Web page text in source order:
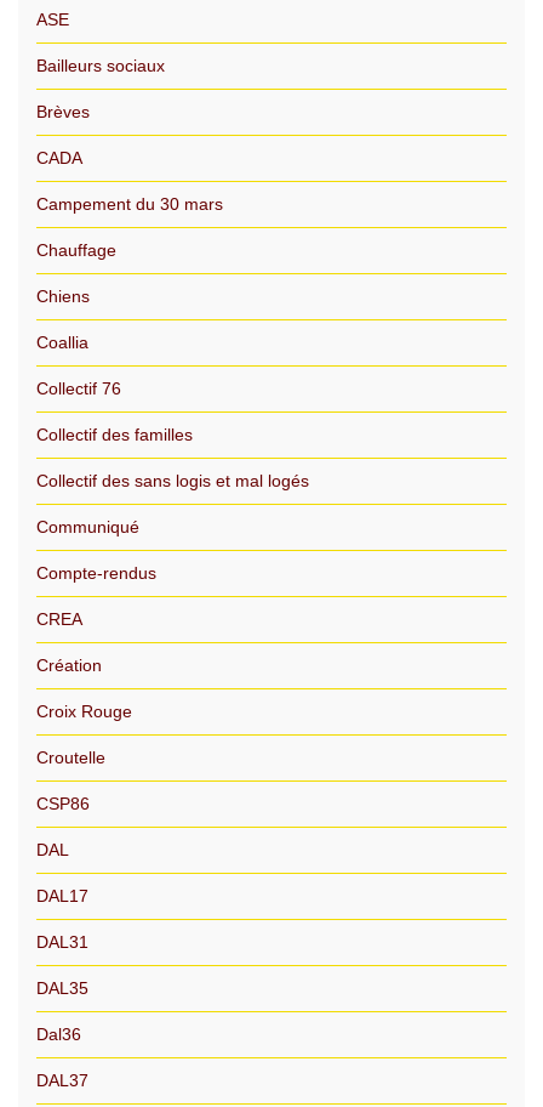
ASE
Bailleurs sociaux
Brèves
CADA
Campement du 30 mars
Chauffage
Chiens
Coallia
Collectif 76
Collectif des familles
Collectif des sans logis et mal logés
Communiqué
Compte-rendus
CREA
Création
Croix Rouge
Croutelle
CSP86
DAL
DAL17
DAL31
DAL35
Dal36
DAL37